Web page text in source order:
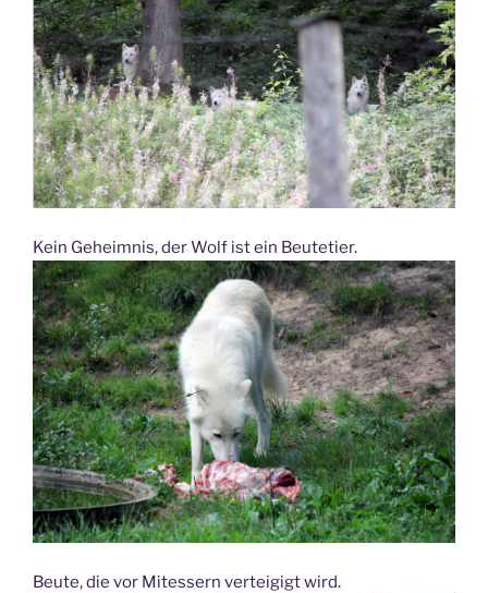
Kein Geheimnis, der Wolf ist ein Beutetier.
Beute, die vor Mitessern verteigigt wird.